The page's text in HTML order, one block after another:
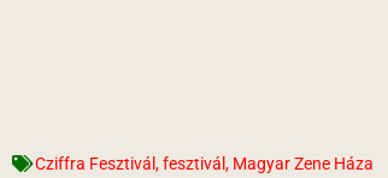
Cziffra Fesztivál ,fesztivál , Magyar Zene Háza